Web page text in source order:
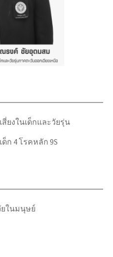
ยงในเด็กและวัยรุ่น
ก 4 โรคหลัก 9S
ยในมนุษย์